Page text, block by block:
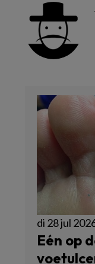
di 28 jul
Eén op